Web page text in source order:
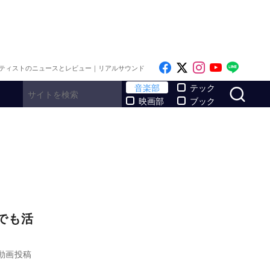
ィストのニュースとレビュー｜リアルサウンド Like on Facebook
Follow on x
Follow on
Follow
音楽部
映画部
テック
ブック
も活
画投稿